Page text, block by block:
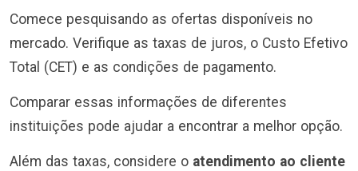
Comece pesquisando as ofertas disponíveis no
mercado. Verifique as taxas de juros, o Custo Efetivo
Total (CET) e as condições de pagamento.
Comparar essas informações de diferentes
instituições pode ajudar a encontrar a melhor opção.
Além das taxas, considere o atendimento ao cliente